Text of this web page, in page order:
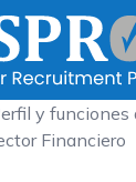
y funciones
Financiero